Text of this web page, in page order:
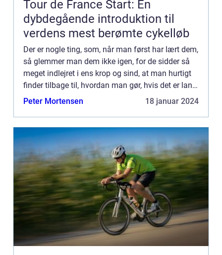
Tour de France Start: En
dybdegående introduktion til
verdens mest berømte cykelløb
Der er nogle ting, som, når man først har lært dem,
så glemmer man dem ikke igen, for de sidder så
meget indlejret i ens krop og sind, at man hurtigt
finder tilbage til, hvordan man gør, hvis det er lang
tid side...
Peter Mortensen 18 januar 2024